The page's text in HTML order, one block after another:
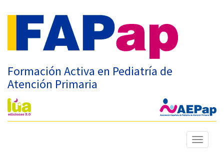
Formación Activa en Pediatría de
Atención Primaria
Mostrar
menú